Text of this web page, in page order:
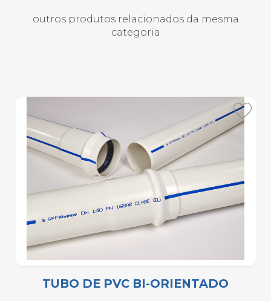
outros produtos relacionados da mesma
categoria
TUBO DE PVC BI-ORIENTADO